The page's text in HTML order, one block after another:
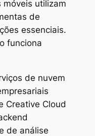
móveis utilizam
de
essenciais.
funciona
de nuvem
Creative Cloud
de análise